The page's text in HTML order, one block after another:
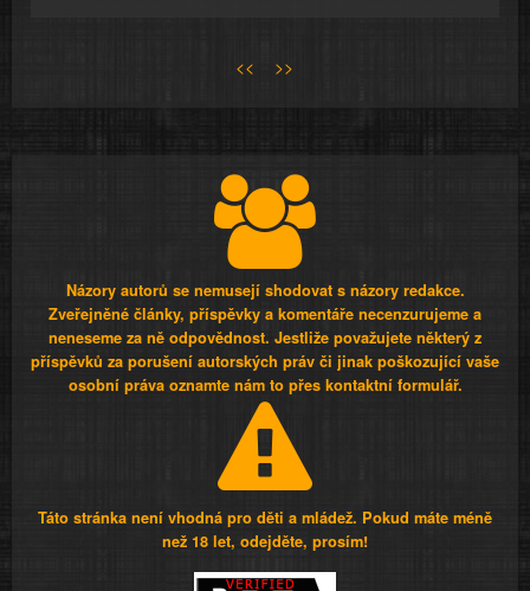
<< >>
Názory autorů se nemusejí shodovat s názory redakce.
Zveřejněné články, příspěvky a komentáře necenzurujeme a
neneseme za ně odpovědnost. Jestliže považujete některý z
příspěvků za porušení autorských práv či jinak poškozující vaše
osobní práva oznamte nám to přes kontaktní formulář.
Táto stránka není vhodná pro děti a mládež. Pokud máte méně
než 18 let, odejděte, prosím!